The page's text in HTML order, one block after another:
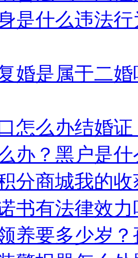
是什么违法
婚是属于二
怎么办结婚
办？黑户是
分商城我的
书有法律效
养要多少岁